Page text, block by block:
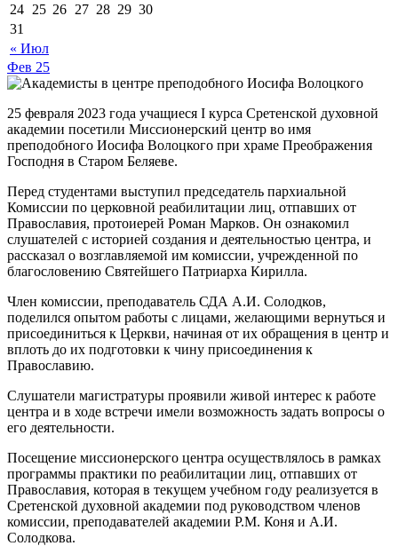
« Июл
24 25 26 27 28 29 30
31
Фев 25
25 февраля 2023 года учащиеся I курса Сретенской духовной
академии посетили Миссионерский центр во имя
преподобного Иосифа Волоцкого при храме Преображения
Господня в Старом Беляеве.
Перед студентами выступил председатель пархиальной
Комиссии по церковной реабилитации лиц, отпавших от
Православия, протоиерей Роман Марков. Он ознакомил
слушателей с историей создания и деятельностью центра, и
рассказал о возглавляемой им комиссии, учрежденной по
благословению Святейшего Патриарха Кирилла.
Член комиссии, преподаватель СДА А.И. Солодков,
поделился опытом работы с лицами, желающими вернуться и
присоединиться к Церкви, начиная от их обращения в центр и
вплоть до их подготовки к чину присоединения к
Православию.
Слушатели магистратуры проявили живой интерес к работе
центра и в ходе встречи имели возможность задать вопросы о
его деятельности.
Посещение миссионерского центра осуществлялось в рамках
программы практики по реабилитации лиц, отпавших от
Православия, которая в текущем учебном году реализуется в
Сретенской духовной академии под руководством членов
комиссии, преподавателей академии Р.М. Коня и А.И.
Солодкова.